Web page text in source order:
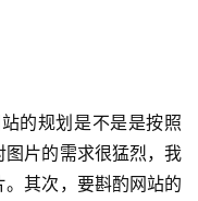
的规划是不是是按照
片的需求很猛烈，我
其次，要斟酌网站的